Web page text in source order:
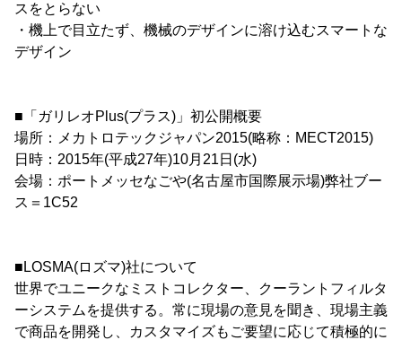
スをとらない
・機上で目立たず、機械のデザインに溶け込むスマートな
デザイン
■「ガリレオPlus(プラス)」初公開概要
場所：メカトロテックジャパン2015(略称：MECT2015)
日時：2015年(平成27年)10月21日(水)
会場：ポートメッセなごや(名古屋市国際展示場)弊社ブー
ス＝1C52
■LOSMA(ロズマ)社について
世界でユニークなミストコレクター、クーラントフィルタ
ーシステムを提供する。常に現場の意見を聞き、現場主義
で商品を開発し、カスタマイズもご要望に応じて積極的に